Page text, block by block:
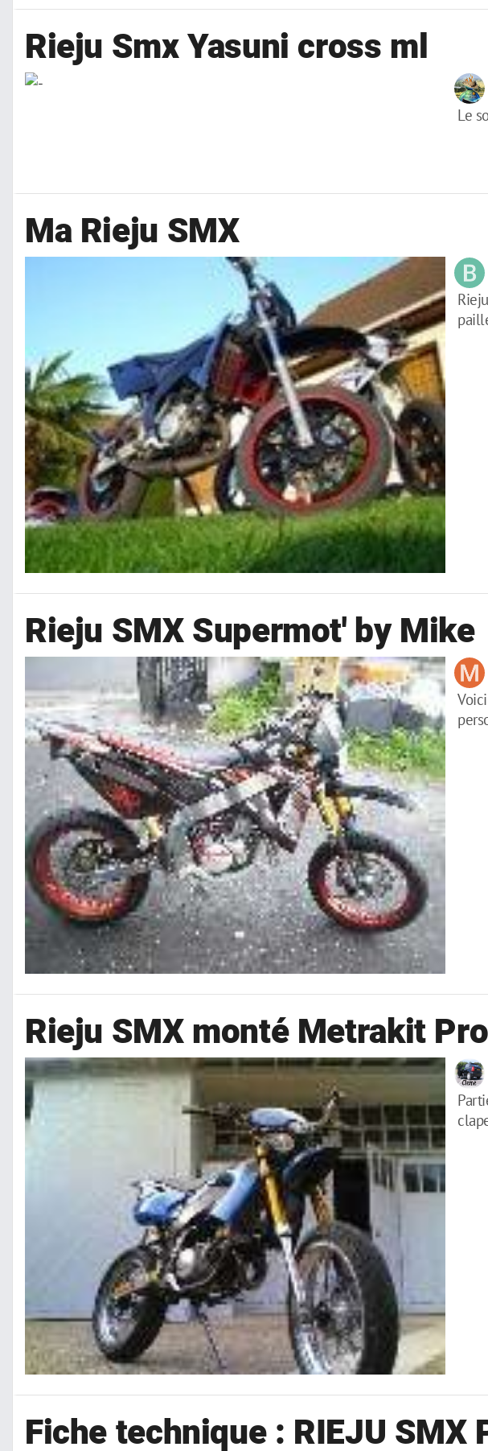
Rieju Smx Yasuni cross ml
Le
Ma Rieju SMX
Rieju SMX Supermot' by Mike
Rieju SMX monté Metrakit
Fiche technique : RIEJU SMX